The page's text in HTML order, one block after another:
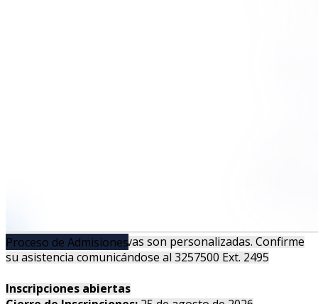
Proceso de Admisiones
Las sesiones informativas son personalizadas. Confirme
su asistencia comunicándose al 3257500 Ext. 2495
Inscripciones abiertas